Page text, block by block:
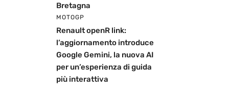
Bretagna
MOTOGP
Renault openR link:
l’aggiornamento introduce
Google Gemini, la nuova AI
per un’esperienza di guida
più interattiva